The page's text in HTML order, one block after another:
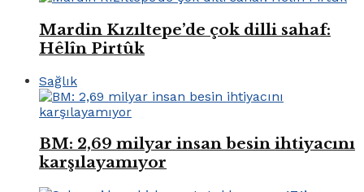
Mardin Kızıltepe’de çok dilli sahaf:
Hêlîn Pirtûk
Sağlık
BM: 2,69 milyar insan besin ihtiyacını
karşılayamıyor